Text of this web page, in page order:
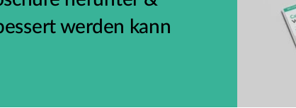
werden kann